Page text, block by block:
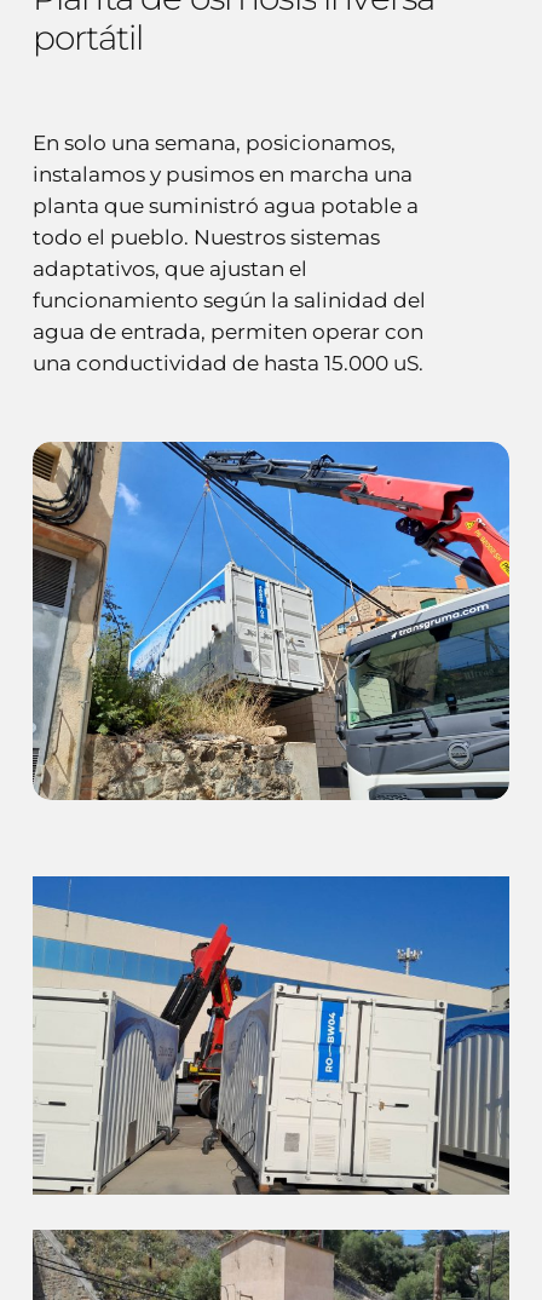
portátil
En solo una semana, posicionamos,
instalamos y pusimos en marcha una
planta que suministró agua potable a
todo el pueblo. Nuestros sistemas
adaptativos, que ajustan el
funcionamiento según la salinidad del
agua de entrada, permiten operar con
una conductividad de hasta 15.000 uS.